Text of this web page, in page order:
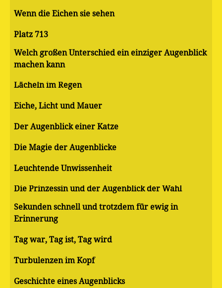
Wenn die Eichen sie sehen
Platz 713
Welch großen Unterschied ein einziger Augenblick
machen kann
Lächeln im Regen
Eiche, Licht und Mauer
Der Augenblick einer Katze
Die Magie der Augenblicke
Leuchtende Unwissenheit
Die Prinzessin und der Augenblick der Wahl
Sekunden schnell und trotzdem für ewig in
Erinnerung
Tag war, Tag ist, Tag wird
Turbulenzen im Kopf
Geschichte eines Augenblicks